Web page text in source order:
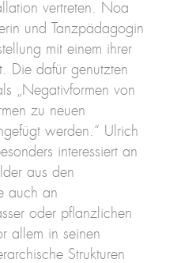
vertreten. Noa
und Tanzpädagogin
mit einem ihrer
Die dafür genutzten
„Negativformen von
zu neuen
werden.“ Ulrich
interessiert an
aus den
auch an
oder pflanzlichen
allem in seinen
Strukturen